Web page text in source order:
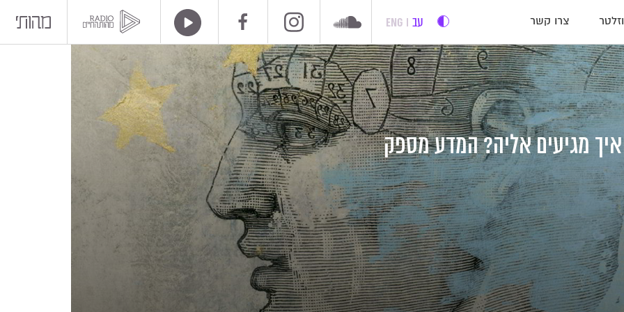
צרו קשר עב ENG
מגיעים אליה? המדע מספק